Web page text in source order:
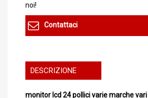
noi!
Contattaci
DESCRIZIONE
monitor lcd 24 pollici varie marche